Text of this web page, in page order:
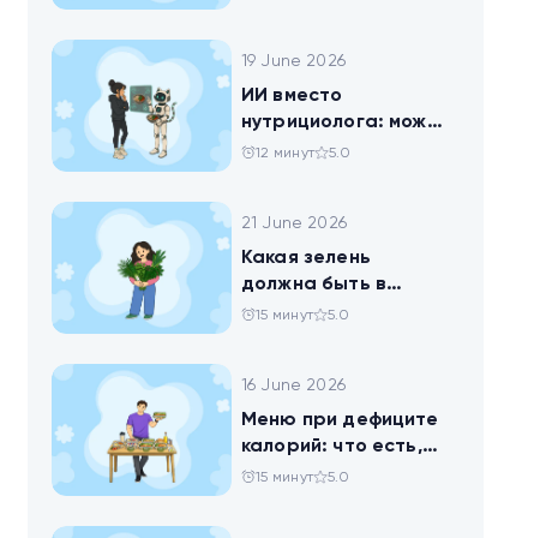
19 June 2026
ИИ вместо
нутрициолога: можно
ли доверить
12 минут 5.0
21 June 2026
Какая зелень
должна быть в
тарелке
15 минут 5.0
16 June 2026
Меню при дефиците
калорий: что есть,
чтобы худеть
15 минут 5.0